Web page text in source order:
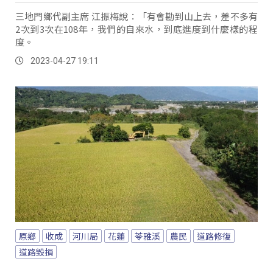
三地門鄉代副主席 江振梅說：「有會勘到山上去，差不多有
2次到3次在108年，我們的自來水，到底進度到什麼樣的程
度。
2023-04-27 19:11
原鄉 收成 河川局 花蓮 苓雅溪 農民
道路修復
道路毀損